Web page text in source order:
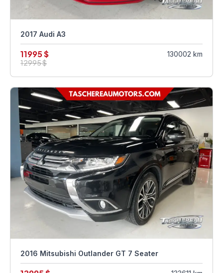
2017 Audi A3
11995 $
12995 $
130002 km
2016 Mitsubishi Outlander GT 7 Seater